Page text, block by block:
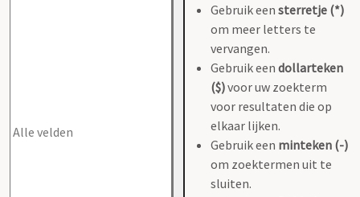
Gebruik een sterretje (*)
om meer letters te
vervangen.
Gebruik een dollarteken
($)voor uw zoekterm
voor resultaten die op
elkaar lijken.
Gebruik een minteken (-)
om zoektermen uit te
sluiten.